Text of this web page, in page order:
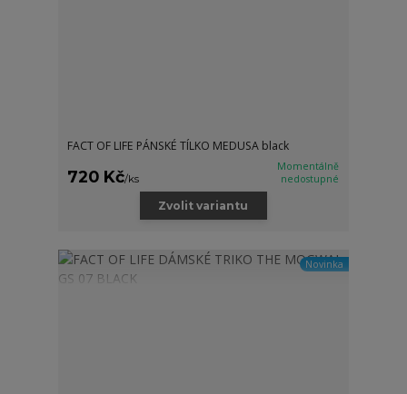
FACT OF LIFE PÁNSKÉ TÍLKO MEDUSA black
720 Kč/ks
Momentálně
nedostupné
Zvolit variantu
Novinka